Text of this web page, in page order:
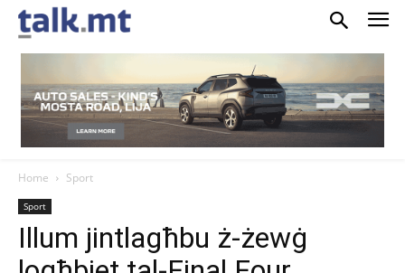
Home Sport
Sport
Illum jintlagħbu ż-żewġ